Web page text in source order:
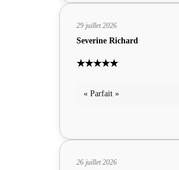
29 juillet 2026
Severine Richard
★★★★★
« Parfait »
26 juillet 2026